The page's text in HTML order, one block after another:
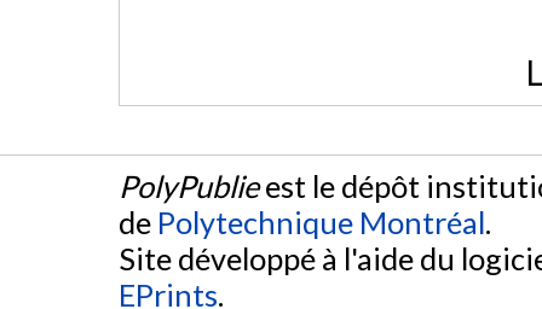
PolyPublieest le dépôt
de Polytechnique Montréal.
Site développé à l'aide du
EPrints.